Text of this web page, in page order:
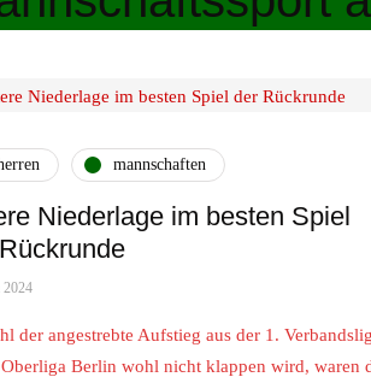
mannschaften
Niederlage im besten Spiel
2024
der angestrebte Aufstieg aus der 1.
Berlin wohl nicht klappen wird, waren